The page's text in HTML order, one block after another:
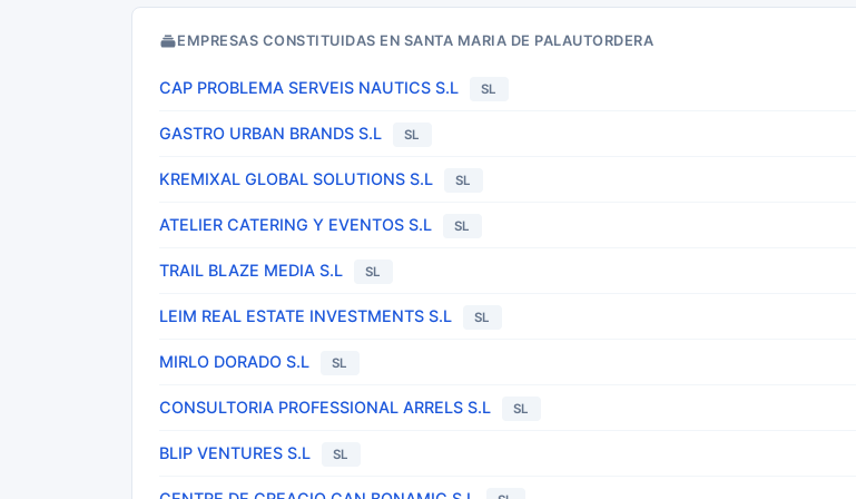
EMPRESAS CONSTITUIDAS EN SANTA MARIA DE PALAUTORDERA
CAP PROBLEMA SERVEIS NAUTICS S.L SL
GASTRO URBAN BRANDS S.L SL
KREMIXAL GLOBAL SOLUTIONS S.L SL
ATELIER CATERING Y EVENTOS S.L SL
TRAIL BLAZE MEDIA S.L SL
LEIM REAL ESTATE INVESTMENTS S.L SL
MIRLO DORADO S.L SL
CONSULTORIA PROFESSIONAL ARRELS S.L SL
BLIP VENTURES S.L SL